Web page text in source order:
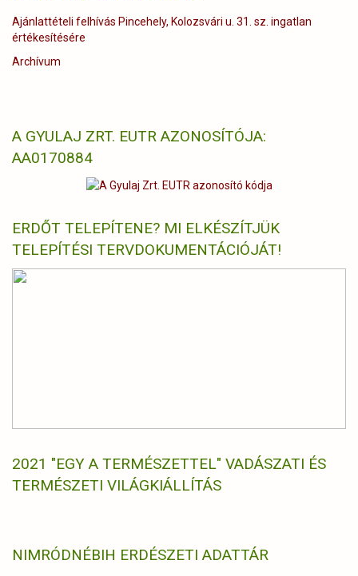
Ajánlattételi felhívás Pincehely, Kolozsvári u. 31. sz. ingatlan
értékesítésére
Archívum
A GYULAJ ZRT. EUTR AZONOSÍTÓJA:
AA0170884
ERDŐT TELEPÍTENE? MI ELKÉSZÍTJÜK
TELEPÍTÉSI TERVDOKUMENTÁCIÓJÁT!
2021 "EGY A TERMÉSZETTEL" VADÁSZATI ÉS
TERMÉSZETI VILÁGKIÁLLÍTÁS
NIMRÓDNÉBIH ERDÉSZETI ADATTÁR